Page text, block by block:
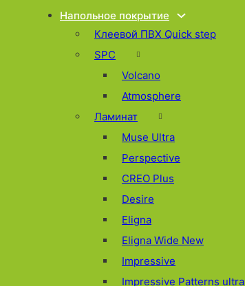
Напольное покрытие
Клеевой ПВХ Quick step
SPC
Volcano
Atmosphere
Ламинат
Muse Ultra
Perspective
CREO Plus
Desire
Eligna
Eligna Wide New
Impressive
Impressive Patterns ultra